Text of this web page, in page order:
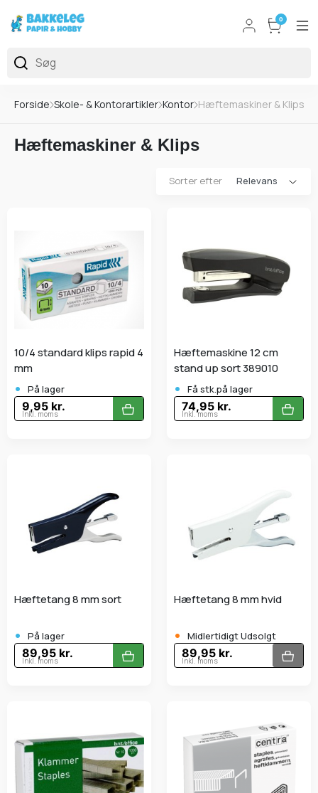
0
Forside Skole- & Kontorartikler Kontor Hæftemaskiner & Klips
Hæftemaskiner & Klips
Sorter efter
10/4 standard klips rapid 4
mm
• På lager
9,95 kr.
Inkl. moms
Hæftemaskine 12 cm
stand up sort 389010
• Få stk.på lager
74,95 kr.
Inkl. moms
Hæftetang 8 mm sort
• På lager
89,95 kr.
Inkl. moms
Hæftetang 8 mm hvid
• Midlertidigt Udsolgt
89,95 kr.
Inkl. moms